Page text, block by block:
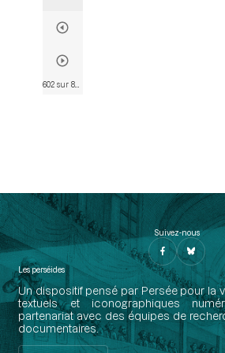
Suivez-nous
Les perséides
Un dispositif pensé par Persée pour la
textuels et iconographiques
partenariat avec des équipes de
documentaires.